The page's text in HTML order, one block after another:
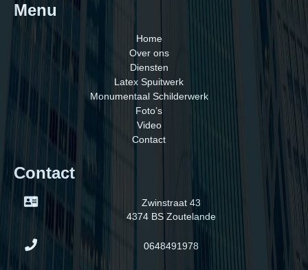
Menu
Home
Over ons
Diensten
Latex Spuitwerk
Monumentaal Schilderwerk
Foto’s
Video
Contact
Contact
Zwinstraat 43
4374 BS Zoutelande
0648491978